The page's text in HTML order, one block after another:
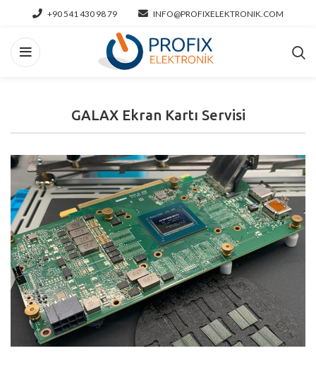
+90 541 430 98 79 INFO@PROFIXELEKTRONIK.COM
GALAX Ekran Kartı Servisi